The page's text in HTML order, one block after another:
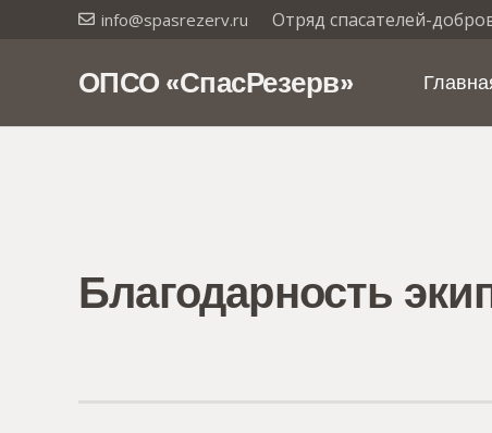
info@spasrezerv.ru Отряд спасателей-
ОПСО «СпасРезерв»
Благодарность